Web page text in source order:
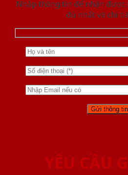
Nhập thông tin để nhận được
đủ nhất và chi
YÊU CẦU